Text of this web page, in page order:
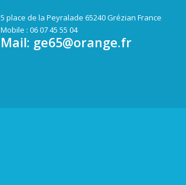
5 place de la Peyralade 65240 Grézian France
Mobile : 06 07 45 55 04
Mail: ge65@orange.fr